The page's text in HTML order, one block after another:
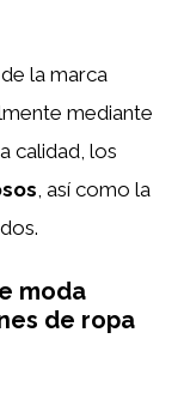
la marca
mediante
calidad, los
, así como la
moda
de ropa